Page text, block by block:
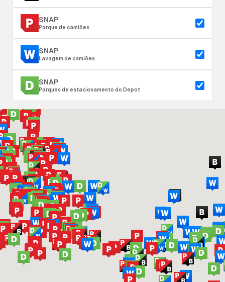
SNAP
Parque de camiões
SNAP
Lavagem de camiões
SNAP
Parques de estacionamento do Depot